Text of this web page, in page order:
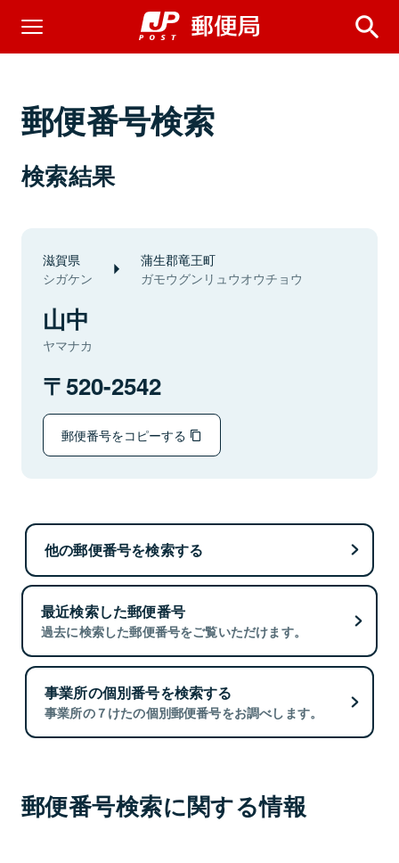
郵便番号検索
検索結果
滋賀県
シガケン
蒲生郡竜王町
ガモウグンリュウオウチョウ
山中
ヤマナカ
520-2542
郵便番号をコピーする
他の郵便番号を検索する
最近検索した郵便番号
過去に検索した郵便番号をご覧いただけます。
事業所の個別番号を検索する
事業所の７けたの個別郵便番号をお調べします。
郵便番号検索に関する情報